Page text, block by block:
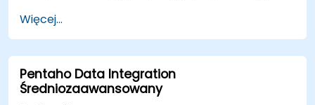
Więcej...
Pentaho Data Integration
Średniozaawansowany